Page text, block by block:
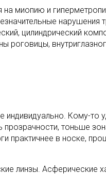
миопию и
цилиндрический
индивидуально. Кому-
тоньше
в носке,
линзы.